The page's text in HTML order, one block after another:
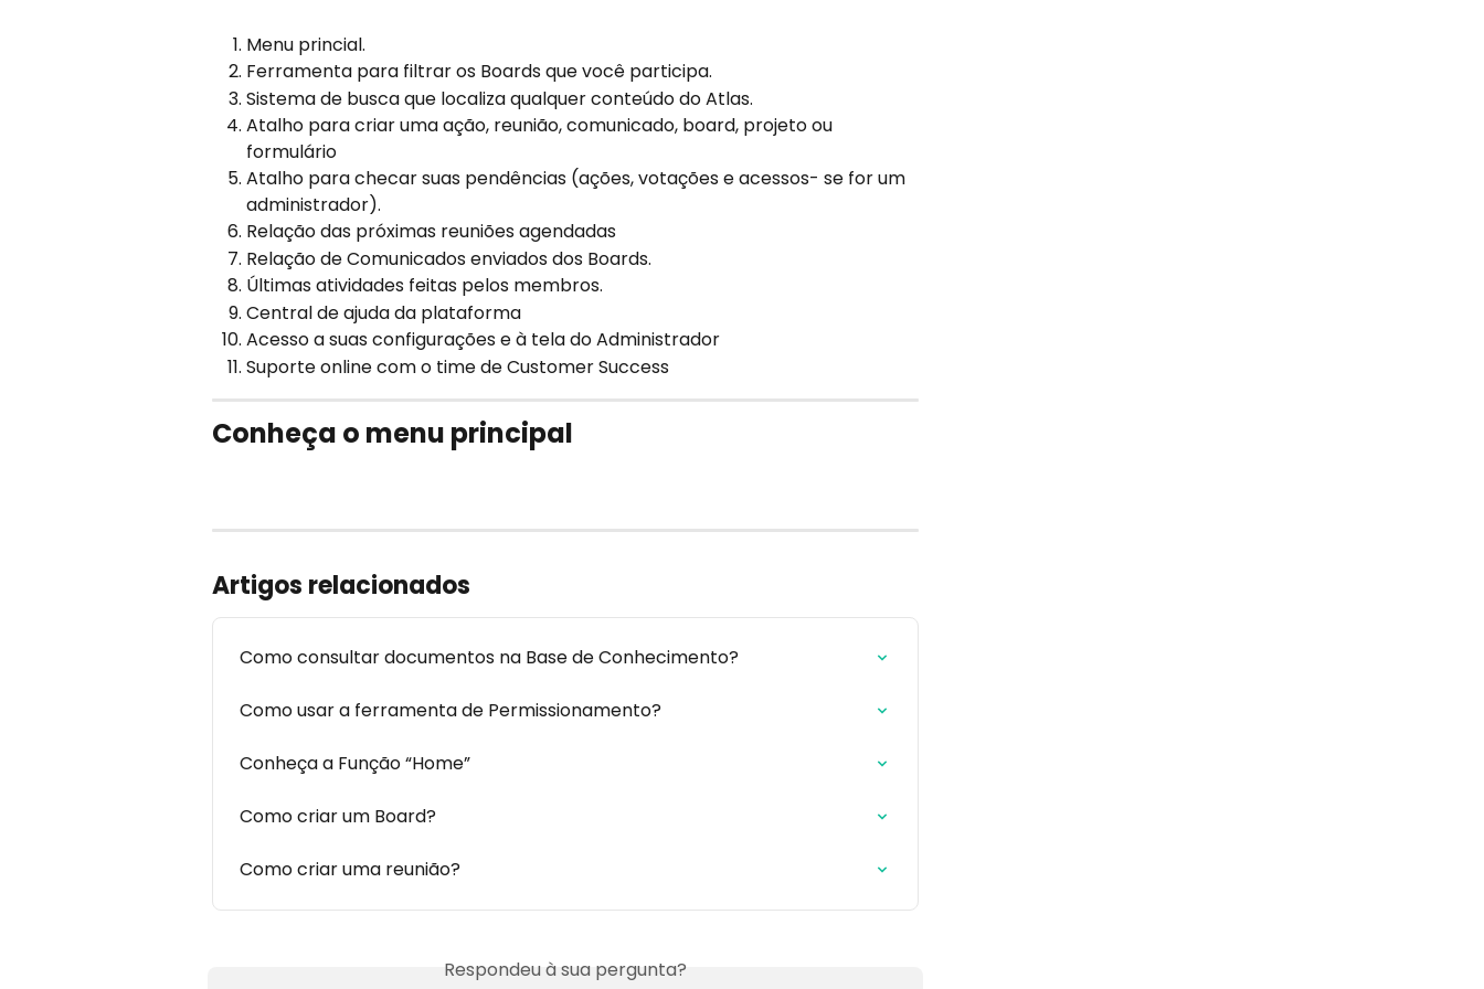
Menu princial.​
Ferramenta para filtrar os Boards que você participa.​
Sistema de busca que localiza qualquer conteúdo do Atlas. ​
Atalho para criar uma ação, reunião, comunicado, board, projeto ou
formulário ​
Atalho para checar suas pendências (ações, votações e acessos- se for um
administrador).​
Relação das próximas reuniões agendadas ​
Relação de Comunicados enviados dos Boards. ​
Últimas atividades feitas pelos membros. ​
Central de ajuda da plataforma​
Acesso a suas configurações e à tela do Administrador ​
Suporte online com o time de Customer Success​
Conheça o menu principal
Artigos relacionados
Como consultar documentos na Base de Conhecimento?
Como usar a ferramenta de Permissionamento?
Conheça a Função “Home”
Como criar um Board?
Como criar uma reunião?
Respondeu à sua pergunta?